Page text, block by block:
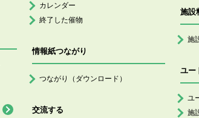
カレンダー
終了した催物
情報紙つながり
つながり（ダウンロード）
交流する
施設
施
ユー
ユ
施